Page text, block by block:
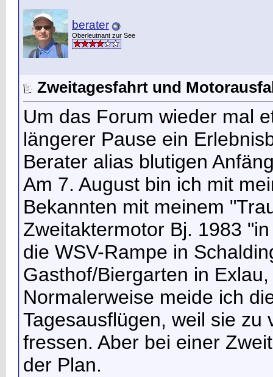
berater
Oberleutnant zur See
Zweitagesfahrt und
Um das Forum wieder mal
längerer Pause ein
Berater alias blutigen
Am 7. August bin ich mit
Bekannten mit meinem
Zweitaktermotor Bj. 1983
die WSV-Rampe in
Gasthof/Biergarten in
Normalerweise meide ich
Tagesausflügen, weil sie
fressen. Aber bei einer
der Plan.